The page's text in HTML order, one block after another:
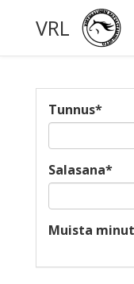
VRL
Tunnus*
Salasana*
Muista minut